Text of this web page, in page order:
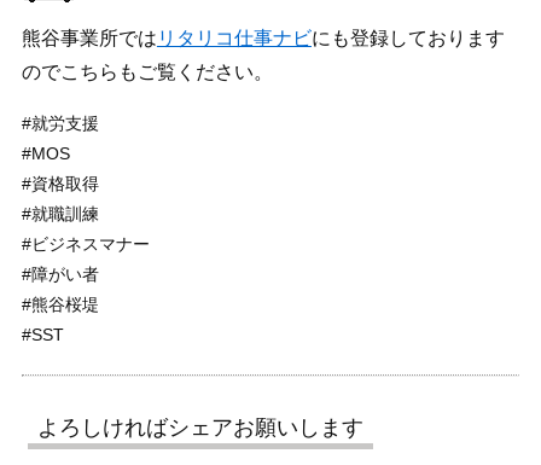
熊谷事業所では リタリコ仕事ナビにも登録しております
のでこちらもご覧ください。
#就労支援
#MOS
#資格取得
#就職訓練
#ビジネスマナー
#障がい者
#熊谷桜堤
#SST
よろしければシェアお願いします